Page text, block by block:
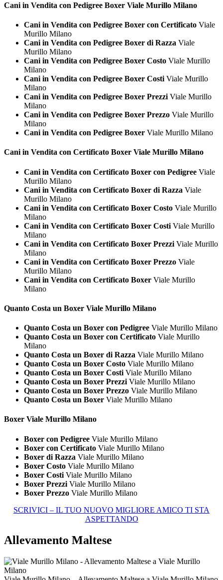
Cani in Vendita con Pedigree Boxer Viale Murillo Milano
Cani in Vendita con Pedigree Boxer con Certificato Viale
Murillo Milano
Cani in Vendita con Pedigree Boxer di Razza Viale
Murillo Milano
Cani in Vendita con Pedigree Boxer Costo Viale Murillo
Milano
Cani in Vendita con Pedigree Boxer Costi Viale Murillo
Milano
Cani in Vendita con Pedigree Boxer Prezzi Viale Murillo
Milano
Cani in Vendita con Pedigree Boxer Prezzo Viale Murillo
Milano
Cani in Vendita con Pedigree Boxer Viale Murillo Milano
Cani in Vendita con Certificato Boxer Viale Murillo Milano
Cani in Vendita con Certificato Boxer con Pedigree Viale
Murillo Milano
Cani in Vendita con Certificato Boxer di Razza Viale
Murillo Milano
Cani in Vendita con Certificato Boxer Costo Viale Murillo
Milano
Cani in Vendita con Certificato Boxer Costi Viale Murillo
Milano
Cani in Vendita con Certificato Boxer Prezzi Viale Murillo
Milano
Cani in Vendita con Certificato Boxer Prezzo Viale
Murillo Milano
Cani in Vendita con Certificato Boxer Viale Murillo
Milano
Quanto Costa un Boxer Viale Murillo Milano
Quanto Costa un Boxer con Pedigree Viale Murillo Milano
Quanto Costa un Boxer con Certificato Viale Murillo
Milano
Quanto Costa un Boxer di Razza Viale Murillo Milano
Quanto Costa un Boxer Costo Viale Murillo Milano
Quanto Costa un Boxer Costi Viale Murillo Milano
Quanto Costa un Boxer Prezzi Viale Murillo Milano
Quanto Costa un Boxer Prezzo Viale Murillo Milano
Quanto Costa un Boxer Viale Murillo Milano
Boxer Viale Murillo Milano
Boxer con Pedigree Viale Murillo Milano
Boxer con Certificato Viale Murillo Milano
Boxer di Razza Viale Murillo Milano
Boxer Costo Viale Murillo Milano
Boxer Costi Viale Murillo Milano
Boxer Prezzi Viale Murillo Milano
Boxer Prezzo Viale Murillo Milano
SCRIVICI – IL TUO NUOVO MIGLIORE AMICO TI STA
ASPETTANDO
Allevamento Maltese